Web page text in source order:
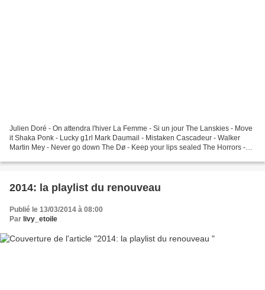
Julien Doré - On attendra l'hiver La Femme - Si un jour The Lanskies - Move
it Shaka Ponk - Lucky g1rl Mark Daumail - Mistaken Cascadeur - Walker
Martin Mey - Never go down The Dø - Keep your lips sealed The Horrors -
2014: la playlist du renouveau
Publié le 13/03/2014 à 08:00
Par livy_etoile